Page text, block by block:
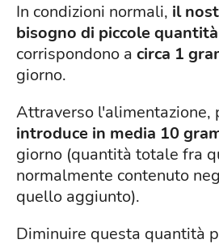
In condizioni normali, il
bisogno di piccole
corrispondono a circa 1
giorno.
Attraverso l'alimentazione,
introduce in media 10
giorno (quantità totale fra
normalmente contenuto
quello aggiunto).
Diminuire questa quantità